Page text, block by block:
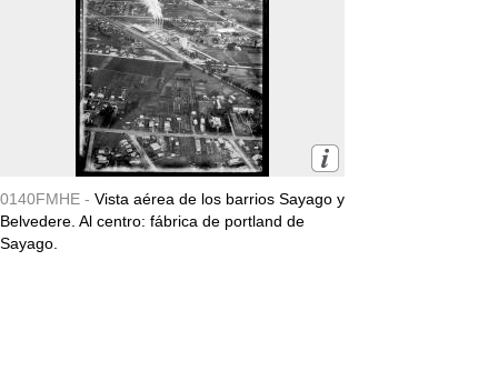
0140FMHE - Vista aérea de los barrios Sayago y
Belvedere. Al centro: fábrica de portland de
Sayago.